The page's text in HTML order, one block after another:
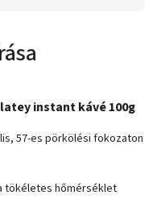
instant kávé 100g
57-es pörkölési fokozaton
tökéletes hőmérséklet